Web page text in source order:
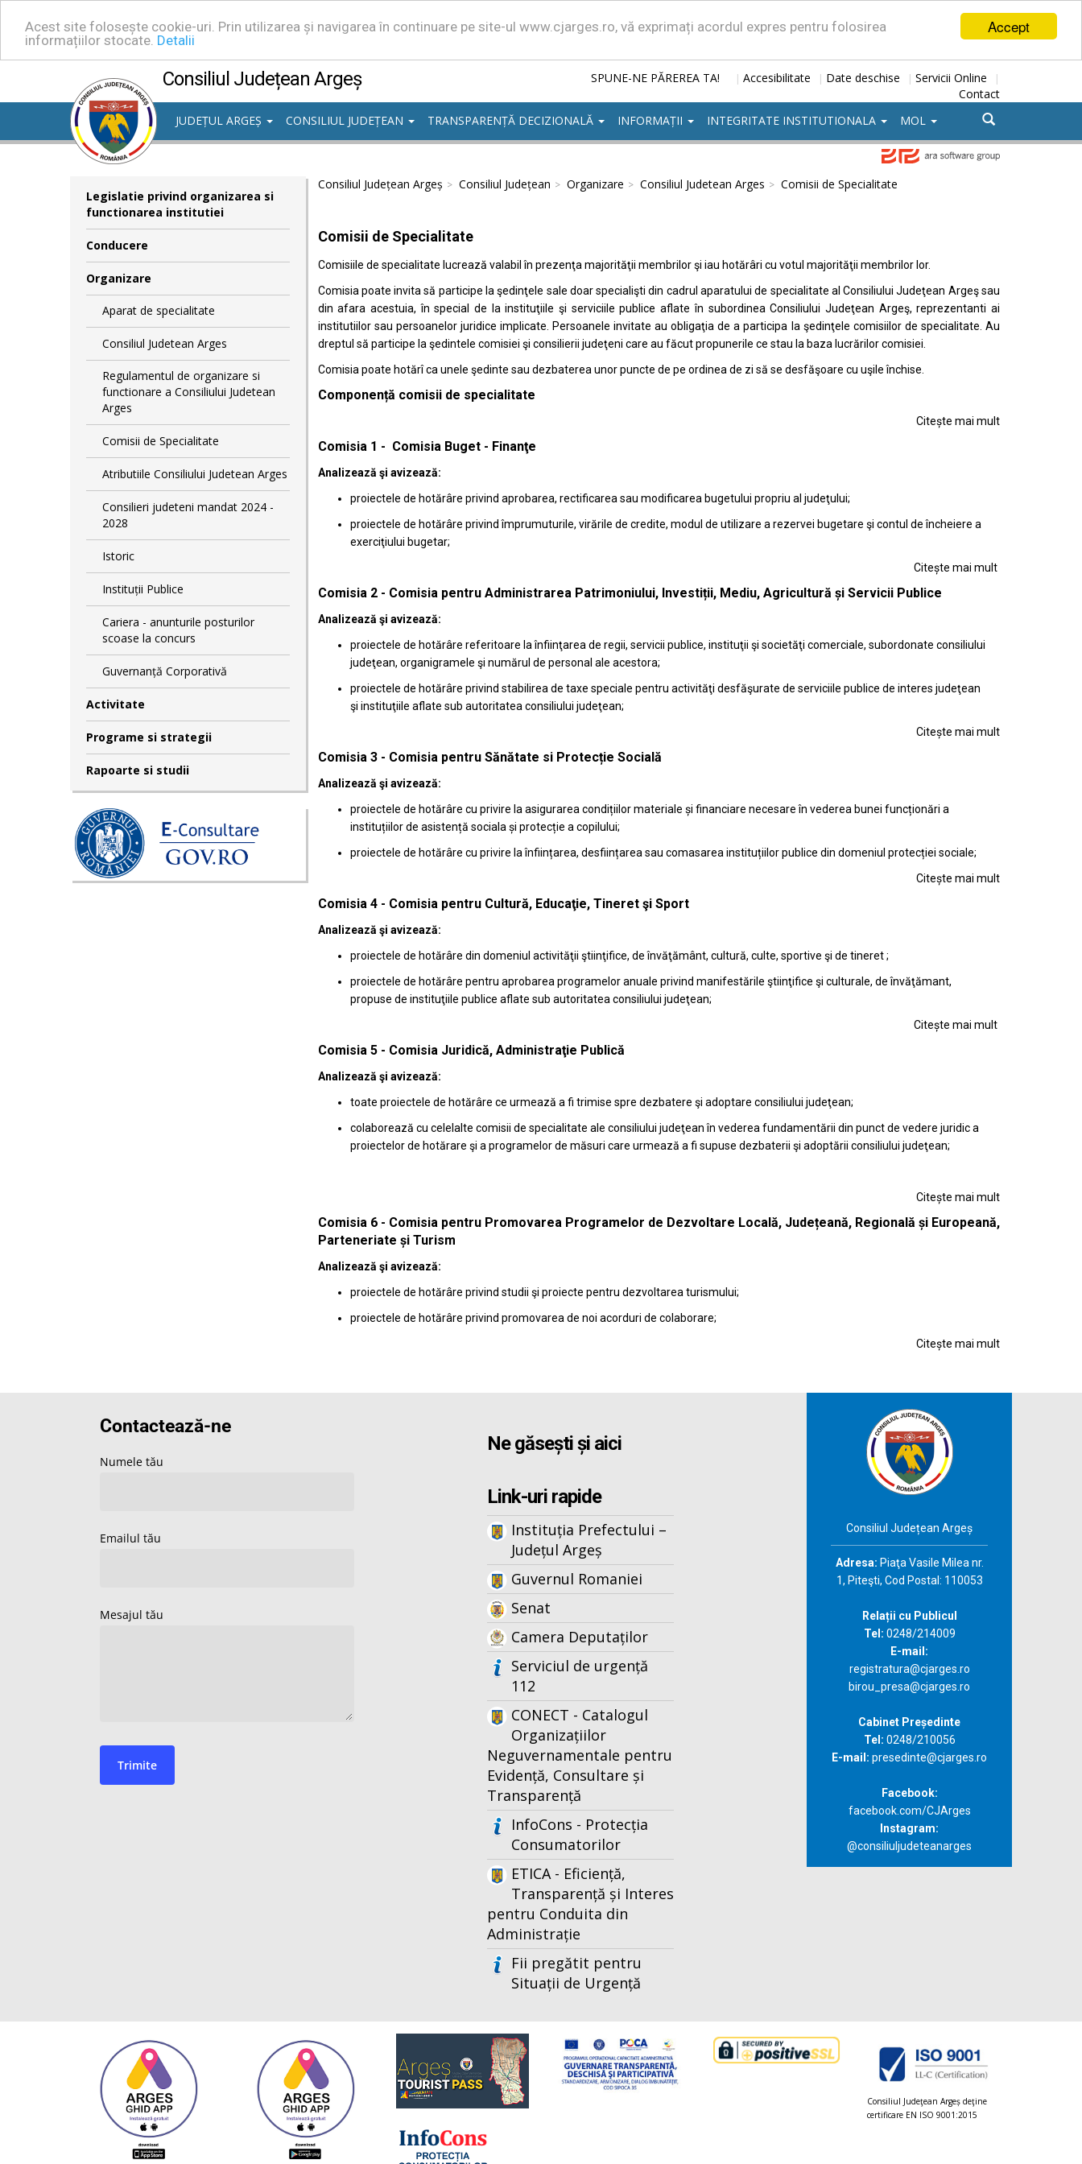
Accept
Acest site folosește cookie-uri. Prin utilizarea și navigarea în continuare pe site-ul www.cjarges.ro, vă exprimați acordul expres pentru folosirea
informațiilor stocate. Detalii
Consiliul Județean Argeș SPUNE-NE PĂREREA TA! | Accesibilitate | Date deschise | Servicii Online |
Contact
JUDEȚUL ARGEȘ
CONSILIUL JUDEȚEAN TRANSPARENȚĂ DECIZIONALĂ INFORMAȚII INTEGRITATE INSTITUTIONALA MOL
Legislatie privind organizarea si
functionarea institutiei
Conducere
Organizare
Aparat de specialitate
Consiliul Judetean Arges
Regulamentul de organizare si
functionare a Consiliului Judetean
Arges
Comisii de Specialitate
Atributiile Consiliului Judetean Arges
Consilieri judeteni mandat 2024 -
2028
Istoric
Instituții Publice
Cariera - anunturile posturilor
scoase la concurs
Guvernanță Corporativă
Activitate
Programe si strategii
Rapoarte si studii
Consiliul Județean Argeș Consiliul Județean Organizare Consiliul Judetean Arges Comisii de Specialitate
Comisii de Specialitate
Comisiile de specialitate lucrează valabil în prezenţa majorităţii membrilor şi iau hotărâri cu votul majorităţii membrilor lor.
Comisia poate invita să participe la şedinţele sale doar specialişti din cadrul aparatului de specialitate al Consiliului Judeţean Argeş sau
din afara acestuia, în special de la instituţiile şi serviciile publice aflate în subordinea Consiliului Judeţean Argeş, reprezentanti ai
institutiilor sau persoanelor juridice implicate. Persoanele invitate au obligaţia de a participa la şedinţele comisiilor de specialitate. Au
dreptul să participe la şedintele comisiei şi consilierii judeţeni care au făcut propunerile ce stau la baza lucrărilor comisiei.
Comisia poate hotărî ca unele şedinte sau dezbaterea unor puncte de pe ordinea de zi să se desfăşoare cu uşile închise.
Componență comisii de specialitate
Citește mai mult
Comisia 1 - Comisia Buget - Finanţe
Analizează şi avizează:
proiectele de hotărâre privind aprobarea, rectificarea sau modificarea bugetului propriu al judeţului;
proiectele de hotărâre privind împrumuturile, virările de credite, modul de utilizare a rezervei bugetare şi contul de încheiere a
exerciţiului bugetar;
Citește mai mult
Comisia 2 - Comisia pentru Administrarea Patrimoniului, Investiții, Mediu, Agricultură și Servicii Publice
Analizează şi avizează:
proiectele de hotărâre referitoare la înfiinţarea de regii, servicii publice, instituţii şi societăţi comerciale, subordonate consiliului
judeţean, organigramele şi numărul de personal ale acestora;
proiectele de hotărâre privind stabilirea de taxe speciale pentru activităţi desfăşurate de serviciile publice de interes judeţean
şi instituţiile aflate sub autoritatea consiliului judeţean;
Citește mai mult
Comisia 3 - Comisia pentru Sănătate si Protecție Socială
Analizează şi avizează:
proiectele de hotărâre cu privire la asigurarea condițiilor materiale și financiare necesare în vederea bunei funcționări a
instituțiilor de asistență sociala și protecție a copilului;
proiectele de hotărâre cu privire la înființarea, desființarea sau comasarea instituțiilor publice din domeniul protecției sociale;
Citește mai mult
Comisia 4 - Comisia pentru Cultură, Educaţie, Tineret şi Sport
Analizează şi avizează:
proiectele de hotărâre din domeniul activităţii ştiinţifice, de învăţământ, cultură, culte, sportive şi de tineret ;
proiectele de hotărâre pentru aprobarea programelor anuale privind manifestările ştiinţifice şi culturale, de învăţămant,
propuse de instituţiile publice aflate sub autoritatea consiliului judeţean;
Citește mai mult
Comisia 5 - Comisia Juridică, Administraţie Publică
Analizează şi avizează:
toate proiectele de hotărâre ce urmează a fi trimise spre dezbatere şi adoptare consiliului judeţean;
colaborează cu celelalte comisii de specialitate ale consiliului judeţean în vederea fundamentării din punct de vedere juridic a
proiectelor de hotărare şi a programelor de măsuri care urmează a fi supuse dezbaterii şi adoptării consiliului judeţean;
Citește mai mult
Comisia 6 - Comisia pentru Promovarea Programelor de Dezvoltare Locală, Județeană, Regională și Europeană,
Parteneriate și Turism
Analizează şi avizează:
proiectele de hotărâre privind studii şi proiecte pentru dezvoltarea turismului;
proiectele de hotărâre privind promovarea de noi acorduri de colaborare;
Citește mai mult
Ne găsești și aici
Link-uri rapide
Instituția Prefectului –
Județul Argeș
Guvernul Romaniei
Senat
Camera Deputaților
Serviciul de urgență
112
CONECT - Catalogul
Organizațiilor
Neguvernamentale pentru
Evidență, Consultare și
Transparență
InfoCons - Protecția
Consumatorilor
ETICA - Eficiență,
Transparență și Interes
pentru Conduita din
Administrație
Fii pregătit pentru
Situații de Urgență
Consiliul Județean Argeș
Adresa: Piaţa Vasile Milea nr.
1, Piteşti, Cod Postal: 110053
Relații cu Publicul
Tel: 0248/214009
E-mail:
registratura@cjarges.ro
birou_presa@cjarges.ro
Cabinet Președinte
Tel: 0248/210056
E-mail: presedinte@cjarges.ro
Facebook:
facebook.com/CJArges
Instagram:
@consiliuljudeteanarges
Consiliul Judeţean Argeș deţine
certificare EN ISO 9001:2015